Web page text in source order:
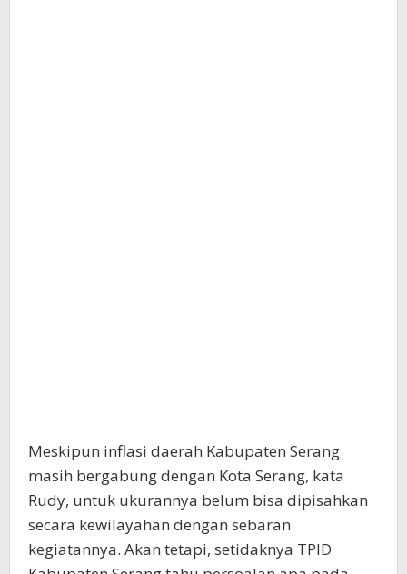
Meskipun inflasi daerah Kabupaten Serang
masih bergabung dengan Kota Serang, kata
Rudy, untuk ukurannya belum bisa dipisahkan
secara kewilayahan dengan sebaran
kegiatannya. Akan tetapi, setidaknya TPID